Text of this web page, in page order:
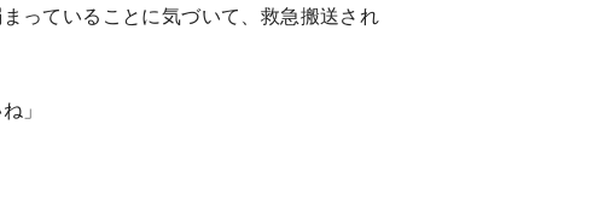
っていることに気づいて、救急搬送され
」